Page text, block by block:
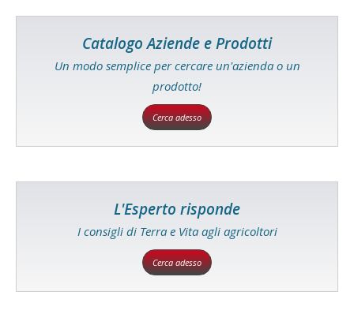
Catalogo Aziende e Prodotti
Un modo semplice per cercare un'azienda o un
prodotto!
Cerca adesso
L'Esperto risponde
I consigli di Terra e Vita agli agricoltori
Cerca adesso